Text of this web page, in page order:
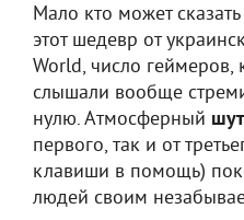
Мало кто может
этот шедевр от
World, число
слышали вообще
нулю. Атмосферный
первого, так и от
клавиши в помощь)
людей своим